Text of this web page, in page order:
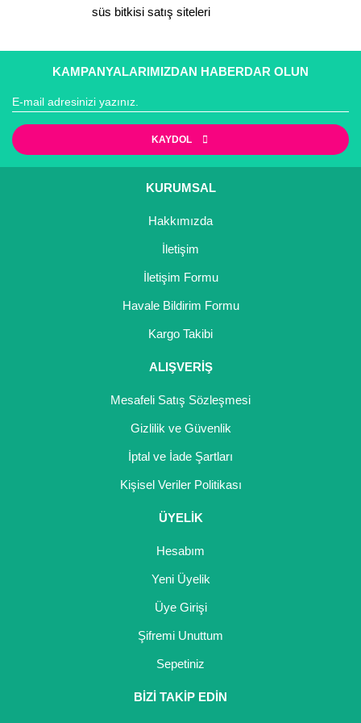
süs bitkisi satış siteleri
KAMPANYALARIMIZDAN HABERDAR OLUN
KAYDOL
KURUMSAL
Hakkımızda
İletişim
İletişim Formu
Havale Bildirim Formu
Kargo Takibi
ALIŞVERİŞ
Mesafeli Satış Sözleşmesi
Gizlilik ve Güvenlik
İptal ve İade Şartları
Kişisel Veriler Politikası
ÜYELİK
Hesabım
Yeni Üyelik
Üye Girişi
Şifremi Unuttum
Sepetiniz
BİZİ TAKİP EDİN